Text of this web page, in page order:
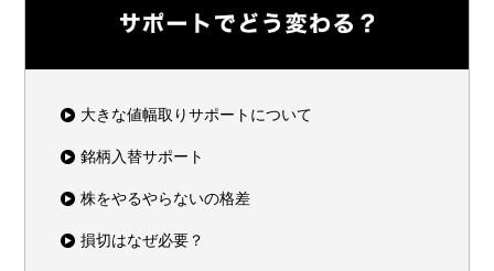
大きな値幅取りサポートについて
銘柄入替サポート
株をやるやらないの格差
損切はなぜ必要？